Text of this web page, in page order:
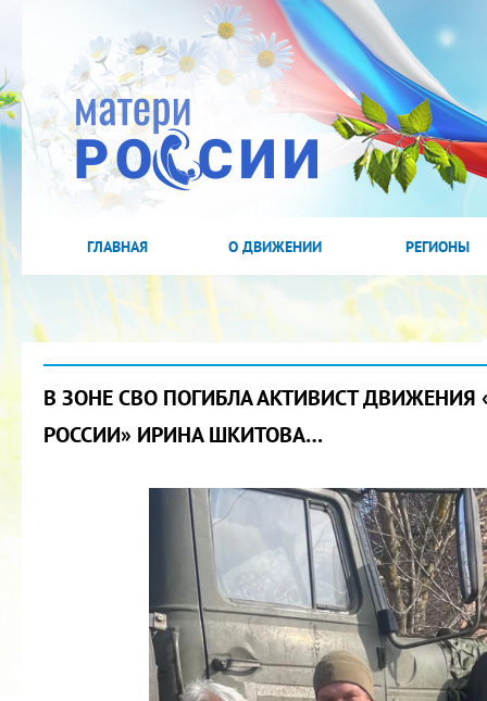
ГЛАВНАЯ О ДВИЖЕНИИ РЕГИОНЫ
В ЗОНЕ СВО ПОГИБЛА АКТИВИСТ ДВИЖЕНИЯ
РОССИИ» ИРИНА ШКИТОВА…
2022 ГОД ПРОВОЗГЛАШЕН ГОДОМ
МАТЕРИ В ЯКУТИИ